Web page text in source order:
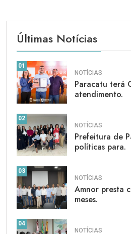
Últimas Notícias
01
NOTÍCIAS
Paracatu terá
atendimento.
02
NOTÍCIAS
Prefeitura de
políticas para.
03
NOTÍCIAS
Amnor presta
meses.
04
NOTÍCIAS